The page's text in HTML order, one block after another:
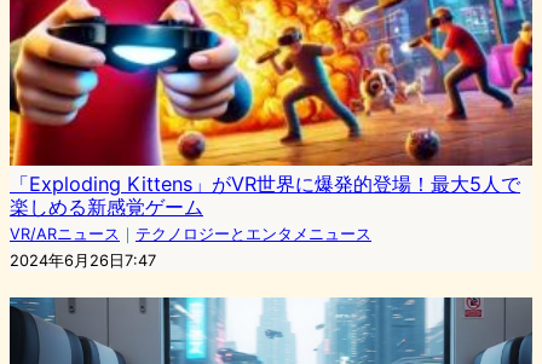
「Exploding Kittens」がVR世界に爆発的登場！最大5人で
楽しめる新感覚ゲーム
VR/ARニュース ｜ テクノロジーとエンタメニュース
2024年6月26日7:47